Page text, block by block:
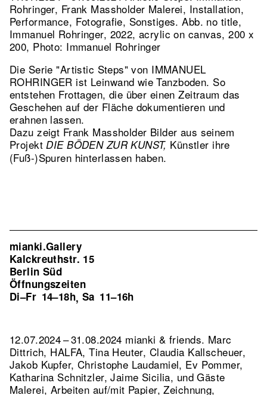
Rohringer, Frank Massholder Malerei, Installation,
Performance, Fotografie, Sonstiges.Abb. no title,
Immanuel Rohringer, 2022, acrylic on canvas, 200 x
200, Photo: Immanuel Rohringer
Die Serie "Artistic Steps" von IMMANUEL
ROHRINGER ist Leinwand wie Tanzboden. So
entstehen Frottagen, die über einen Zeitraum das
Geschehen auf der Fläche dokumentieren und
erahnen lassen.
Dazu zeigt Frank Massholder Bilder aus seinem
ProjektDIE BÖDEN ZUR KUNST, Künstler ihre
(Fuß-)Spuren hinterlassen haben.
mianki.Gallery
Kalckreuthstr. 15
Berlin Süd
Öffnungszeiten
Di–Fr 14–18h, Sa 11–16h
12.07.2024 – 31.08.2024 mianki & friends. Marc
Dittrich, HALFA, Tina Heuter, Claudia Kallscheuer,
Jakob Kupfer, Christophe Laudamiel, Ev Pommer,
Katharina Schnitzler, Jaime Sicilia, und Gäste
Malerei, Arbeiten auf/mit Papier, Zeichnung,